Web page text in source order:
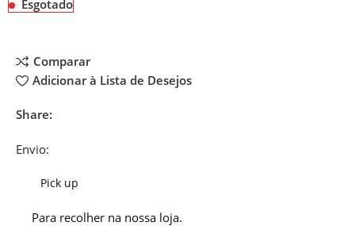
Esgotado
Comparar
Adicionar à Lista de Desejos
Share:
Envio:
Pick up
Para recolher na nossa loja.